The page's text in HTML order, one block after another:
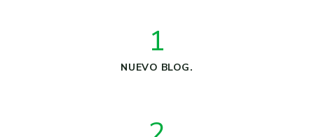
1
NUEVO BLOG.